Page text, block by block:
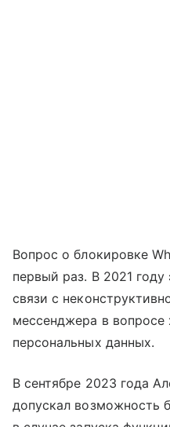
Вопрос о блокировке
первый раз. В 2021
связи с
мессенджера в вопросе
персональных данных.
В сентябре 2023 года
допускал возможность